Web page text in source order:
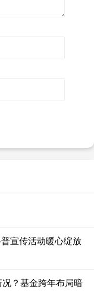
宣传活动暖心绽放
？基金跨年布局暗